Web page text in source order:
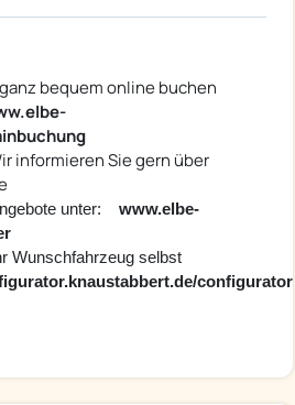
bequem online buchen
informieren Sie gern über
unter: www.elbe-
Wunschfahrzeug selbst